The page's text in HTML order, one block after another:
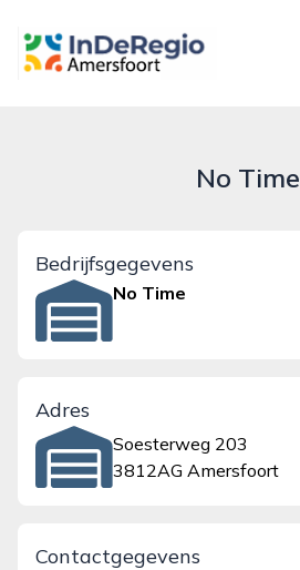
inderegioamersfoort.nl
No Time
Bedrijfsgegevens
No Time
Adres
Soesterweg 203
3812AG Amersfoort
Contactgegevens